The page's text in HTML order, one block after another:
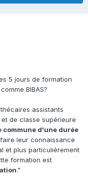
5 jours de formation
BIBAS?
assistants
de classe supérieure
commune d'une durée
leur connaissance
et plus particulièrement
formation est
."